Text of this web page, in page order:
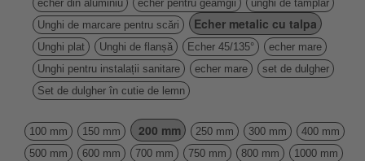
echer din aluminiu echer pentru geamgii
unghi de tâmplar
Unghi de marcare pentru scări
Echer metalic cu talpa
Unghi plat Unghi de flanșă Echer 45/135°
echer mare
Unghi pentru instalații sanitare
echer mare
set de dulgher
Set de dulgher în cutie de lemn
100 mm 150 mm 200 mm 250 mm 300 mm
400 mm
500 mm
600 mm 700 mm 750 mm 800 mm 1000 mm